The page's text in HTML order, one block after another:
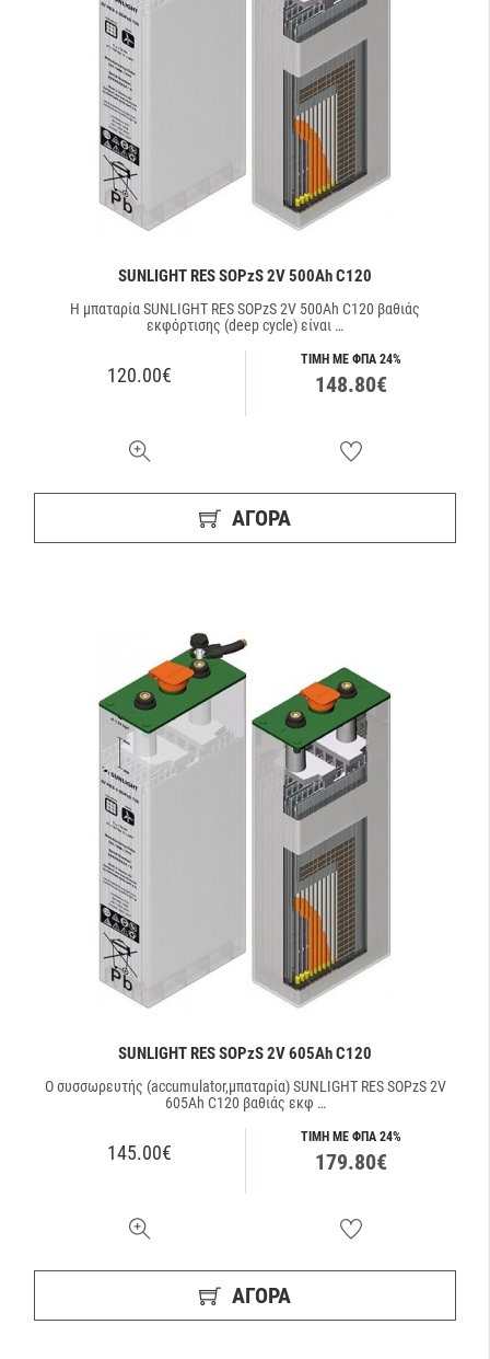
SUNLIGHT RES SOPzS 2V 500Ah C120
Η μπαταρία SUNLIGHT RES SOPzS 2V 500Ah C120 βαθιάς
εκφόρτισης (deep cycle) είναι …
120.00€
ΤΙΜΗ ΜΕ ΦΠΑ 24%
148.80€
ΑΓΟΡΑ
SUNLIGHT RES SOPzS 2V 605Ah C120
Ο συσσωρευτής (accumulator,μπαταρία) SUNLIGHT RES SOPzS 2V
605Ah C120 βαθιάς εκφ …
145.00€
ΤΙΜΗ ΜΕ ΦΠΑ 24%
179.80€
ΑΓΟΡΑ